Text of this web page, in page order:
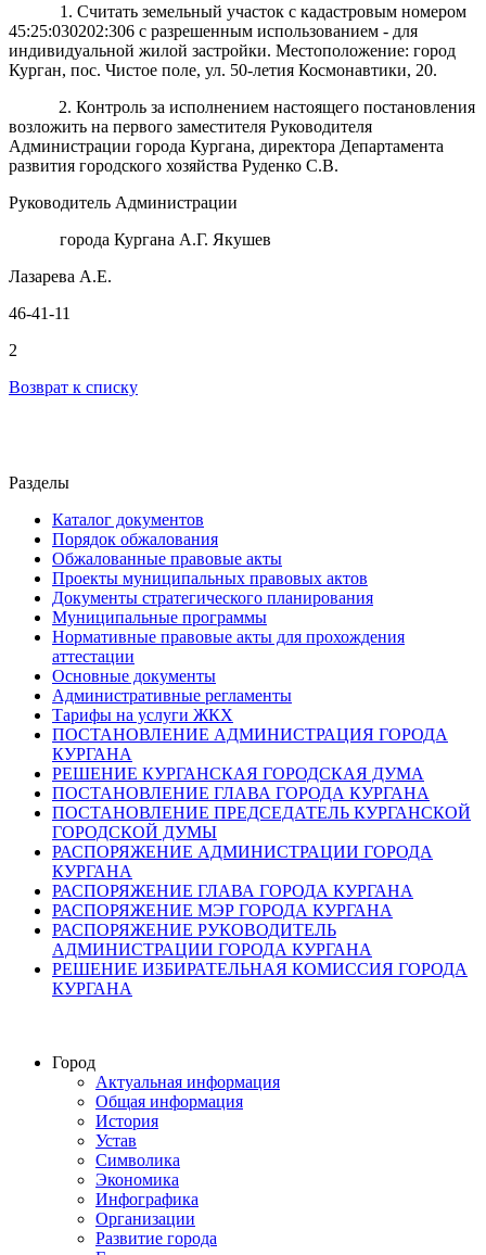
1. Считать земельный участок с кадастровым номером
45:25:030202:306 с разрешенным использованием - для
индивидуальной жилой застройки. Местоположение: город
Курган, пос. Чистое поле, ул. 50-летия Космонавтики, 20.
2. Контроль за исполнением настоящего постановления
возложить на первого заместителя Руководителя
Администрации города Кургана, директора Департамента
развития городского хозяйства Руденко С.В.
Руководитель Администрации
города Кургана А.Г. Якушев
Лазарева А.Е.
46-41-11
2
Возврат к списку
Разделы
Каталог документов
Порядок обжалования
Обжалованные правовые акты
Проекты муниципальных правовых актов
Документы стратегического планирования
Муниципальные программы
Нормативные правовые акты для прохождения
аттестации
Основные документы
Административные регламенты
Тарифы на услуги ЖКХ
ПОСТАНОВЛЕНИЕ АДМИНИСТРАЦИЯ ГОРОДА
КУРГАНА
РЕШЕНИЕ КУРГАНСКАЯ ГОРОДСКАЯ ДУМА
ПОСТАНОВЛЕНИЕ ГЛАВА ГОРОДА КУРГАНА
ПОСТАНОВЛЕНИЕ ПРЕДСЕДАТЕЛЬ КУРГАНСКОЙ
ГОРОДСКОЙ ДУМЫ
РАСПОРЯЖЕНИЕ АДМИНИСТРАЦИИ ГОРОДА
КУРГАНА
РАСПОРЯЖЕНИЕ ГЛАВА ГОРОДА КУРГАНА
РАСПОРЯЖЕНИЕ МЭР ГОРОДА КУРГАНА
РАСПОРЯЖЕНИЕ РУКОВОДИТЕЛЬ
АДМИНИСТРАЦИИ ГОРОДА КУРГАНА
РЕШЕНИЕ ИЗБИРАТЕЛЬНАЯ КОМИССИЯ ГОРОДА
КУРГАНА
Город
Актуальная информация
Общая информация
История
Устав
Символика
Экономика
Инфографика
Организации
Развитие города